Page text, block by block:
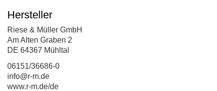
Hersteller
Riese & Müller GmbH
Am Alten Graben 2
DE 64367 Mühltal
06151/36686-0
info@r-m.de
www.r-m.de/de